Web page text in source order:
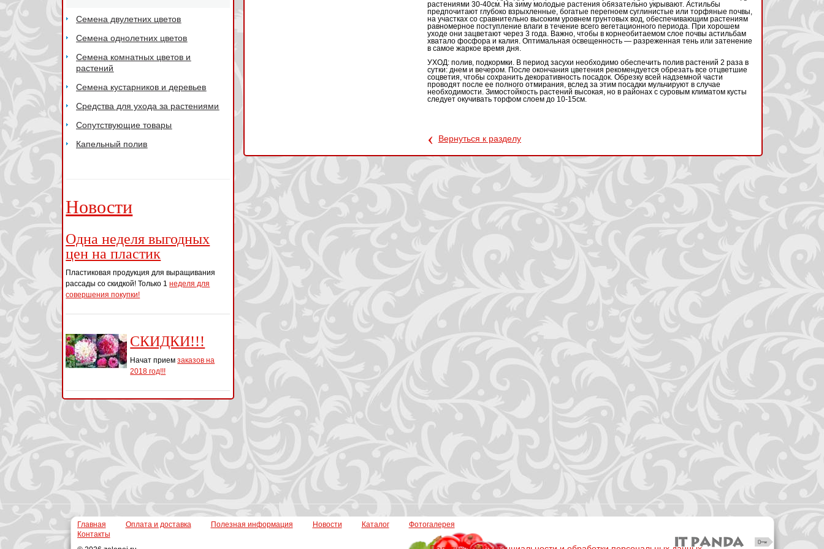
Семена двулетних цветов
Семена однолетних цветов
Семена комнатных цветов и
растений
Семена кустарников и деревьев
Средства для ухода за растениями
Сопутствующие товары
Капельный полив
Новости
Одна неделя выгодных
цен на пластик
Пластиковая продукция для выращивания
рассады со скидкой! Только 1неделя для
совершения покупки!
СКИДКИ!!!
Начат приемзаказов на
2018 год!!!
растениями 30-40см. На зиму молодые растения обязательно укрывают. Астильбы
предпочитают глубоко взрыхленные, богатые перегноем суглинистые или торфяные почвы,
на участках со сравнительно высоким уровнем грунтовых вод, обеспечивающим растениям
равномерное поступление влаги в течение всего вегетационного периода. При хорошем
уходе они зацветают через 3 года. Важно, чтобы в корнеобитаемом слое почвы астильбам
хватало фосфора и калия. Оптимальная освещенность — разреженная тень или затенение
в самое жаркое время дня.
УХОД: полив, подкормки. В период засухи необходимо обеспечить полив растений 2 раза в
сутки: днем и вечером. После окончания цветения рекомендуется обрезать все отцветшие
соцветия, чтобы сохранить декоративность посадок. Обрезку всей надземной части
проводят после ее полного отмирания, вслед за этим посадки мульчируют в случае
необходимости. Зимостойкость растений высокая, но в районах с суровым климатом кусты
следует окучивать торфом слоем до 10-15см.
‹ Вернуться к разделу
Главная Оплата и доставка Полезная информация Новости Каталог
Фотогалерея
Контакты